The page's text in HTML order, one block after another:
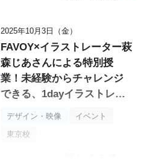
2025年10月3日（金）
FAVOY×イラストレーター萩
森じあさんによる特別授
業！未経験からチャレンジ
できる、1dayイラストレー
ター体験！
デザイン・映像 イベント
東京校